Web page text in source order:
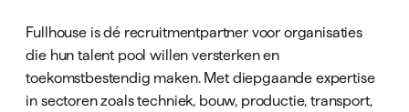
Fullhouse is dé recruitmentpartner voor organisaties
die hun talent pool willen versterken en
toekomstbestendig maken. Met diepgaande expertise
in sectoren zoals techniek, bouw, productie, transport,